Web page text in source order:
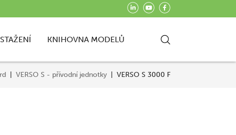
KNIHOVNA MODELŮ
VERSO S - přívodní jednotky VERSO S 3000 F